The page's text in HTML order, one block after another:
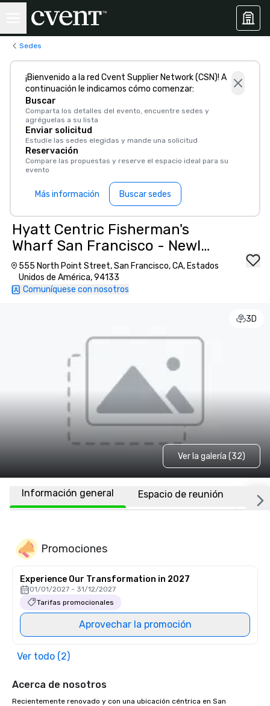
Sedes
¡Bienvenido a la red Cvent Supplier Network (CSN)! A
continuación le indicamos cómo comenzar:
Buscar
Comparta los detalles del evento, encuentre sedes y
agréguelas a su lista
Enviar solicitud
Estudie las sedes elegidas y mande una solicitud
Reservación
Compare las propuestas y reserve el espacio ideal para su
evento
Más información Buscar sedes
Hyatt Centric Fisherman's
Wharf San Francisco - Newly
Renovated
555 North Point Street, San Francisco, CA, Estados
Unidos de América, 94133
Comuníquese con nosotros
3D
Ver la galería (32)
Información general Espacio de reunión
Promociones
Experience Our Transformation in 2027
01/01/2027 - 31/12/2027
Tarifas promocionales
Aprovechar la promoción
Ver todo (2)
Acerca de nosotros
Recientemente renovado y con una ubicación céntrica en San